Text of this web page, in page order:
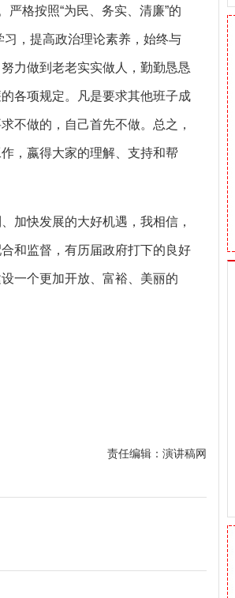
严格按照“为民、务实、清廉”的
习，提高政治理论素养，始终与
力做到老老实实做人，勤勤恳恳
各项规定。凡是要求其他班子成
不做的，自己首先不做。总之，
，嬴得大家的理解、支持和帮
加快发展的大好机遇，我相信，
和监督，有历届政府打下的良好
一个更加开放、富裕、美丽的
责任编辑：演讲稿网